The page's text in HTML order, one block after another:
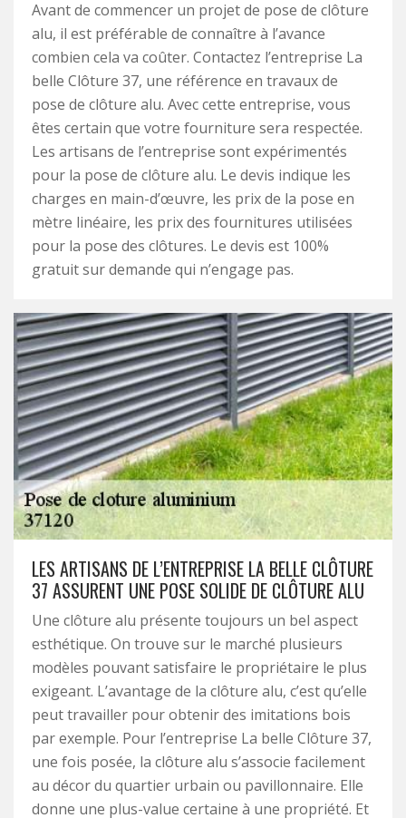
Avant de commencer un projet de pose de clôture
alu, il est préférable de connaître à l’avance
combien cela va coûter. Contactez l’entreprise La
belle Clôture 37, une référence en travaux de
pose de clôture alu. Avec cette entreprise, vous
êtes certain que votre fourniture sera respectée.
Les artisans de l’entreprise sont expérimentés
pour la pose de clôture alu. Le devis indique les
charges en main-d’œuvre, les prix de la pose en
mètre linéaire, les prix des fournitures utilisées
pour la pose des clôtures. Le devis est 100%
gratuit sur demande qui n’engage pas.
LES ARTISANS DE L’ENTREPRISE LA BELLE CLÔTURE
37 ASSURENT UNE POSE SOLIDE DE CLÔTURE ALU
Une clôture alu présente toujours un bel aspect
esthétique. On trouve sur le marché plusieurs
modèles pouvant satisfaire le propriétaire le plus
exigeant. L’avantage de la clôture alu, c’est qu’elle
peut travailler pour obtenir des imitations bois
par exemple. Pour l’entreprise La belle Clôture 37,
une fois posée, la clôture alu s’associe facilement
au décor du quartier urbain ou pavillonnaire. Elle
donne une plus-value certaine à une propriété. Et